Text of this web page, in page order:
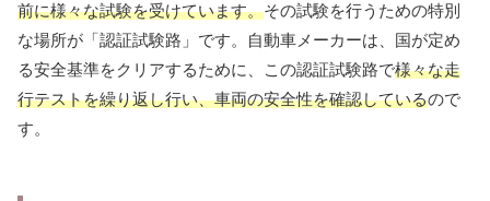
前に様々な試験を受けています。その試験を行うための特別
な場所が「認証試験路」です。自動車メーカーは、国が定め
る安全基準をクリアするために、この認証試験路で様々な走
行テストを繰り返し行い、車両の安全性を確認しているので
す。